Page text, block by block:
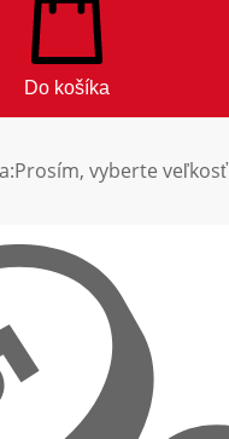
Do košíka
Prosím, vyberte veľkosť